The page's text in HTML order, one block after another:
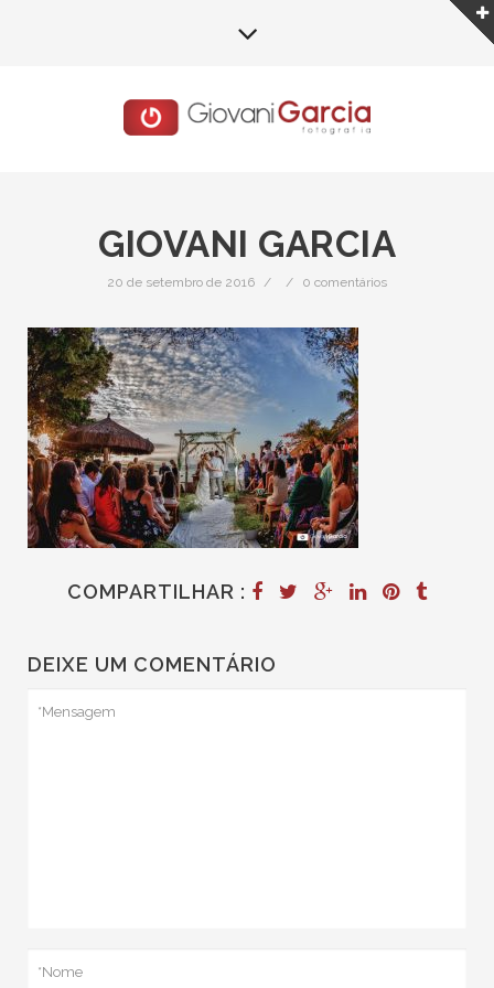
GIOVANI GARCIA
20 de setembro de 2016 / / 0 comentários
COMPARTILHAR :
DEIXE UM COMENTÁRIO